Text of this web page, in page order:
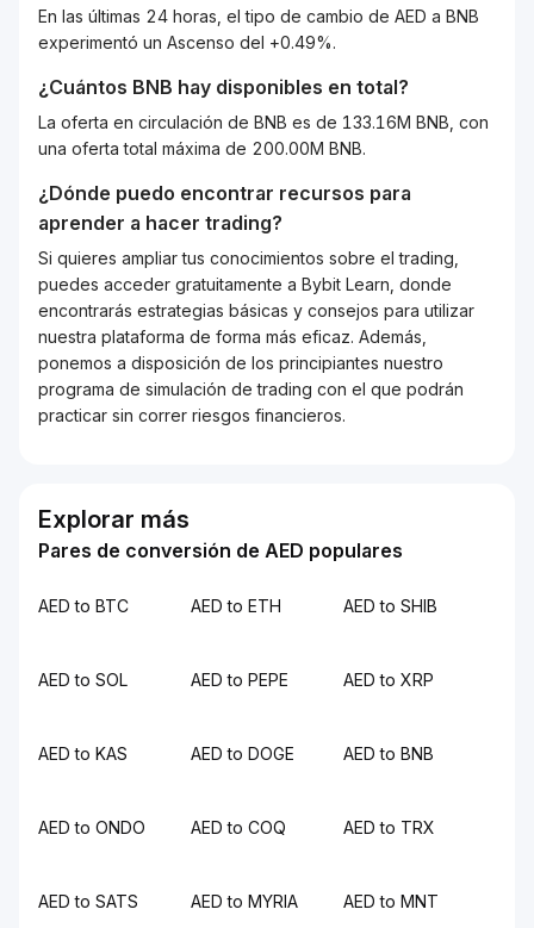
En las últimas 24 horas, el tipo de cambio de AED a BNB
experimentó un Ascenso del +0.49%.
¿Cuántos BNB hay disponibles en total?
La oferta en circulación de BNB es de 133.16M BNB, con
una oferta total máxima de 200.00M BNB.
¿Dónde puedo encontrar recursos para
aprender a hacer trading?
Si quieres ampliar tus conocimientos sobre el trading,
puedes acceder gratuitamente a Bybit Learn, donde
encontrarás estrategias básicas y consejos para utilizar
nuestra plataforma de forma más eficaz. Además,
ponemos a disposición de los principiantes nuestro
programa de simulación de trading con el que podrán
practicar sin correr riesgos financieros.
Explorar más
Pares de conversión de AED populares
AED to BTC AED to ETH AED to SHIB
AED to SOL AED to PEPE AED to XRP
AED to KAS AED to DOGE AED to BNB
AED to ONDO AED to COQ AED to TRX
AED to SATS AED to MYRIA AED to MNT